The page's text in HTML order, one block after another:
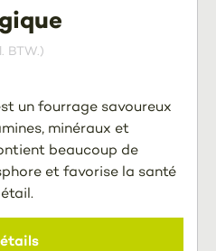
BTW.)
un fourrage savoureux
minéraux et
beaucoup de
et favorise la santé